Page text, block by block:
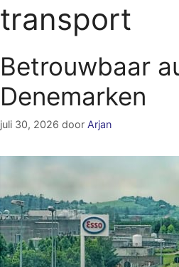
transport
Betrouwbaar
Denemarken
juli 30, 2026 door Arjan